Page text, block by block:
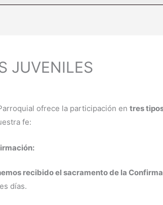
JUVENILES
ofrece la participación en tres
fe:
recibido el sacramento de la
días.